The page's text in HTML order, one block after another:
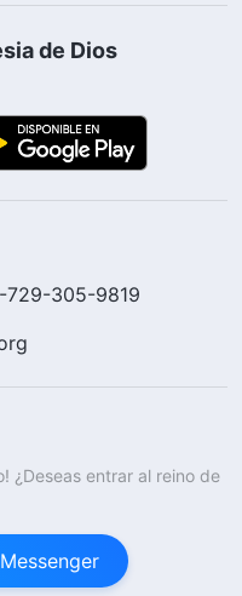
de Dios
729-305-9819
¿Deseas entrar al reino de